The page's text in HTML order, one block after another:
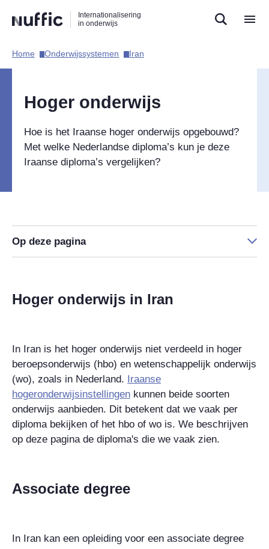
naar
zoekfunctie
naar
hoofdnavigatie
naar
inhoud
Internationalisering
in onderwijs
Hoofdnavigatie
Home​ Onderwijssystemen​ Iran​
Hoger onderwijs
Hoe is het Iraanse hoger onderwijs opgebouwd?
Met welke Nederlandse diploma’s kun je deze
Iraanse diploma’s vergelijken?
Op deze pagina
Hoger onderwijs in Iran
In Iran is het hoger onderwijs niet verdeeld in hoger
beroepsonderwijs (hbo) en wetenschappelijk onderwijs
(wo), zoals in Nederland. Iraanse
hogeronderwijsinstellingen kunnen beide soorten
onderwijs aanbieden. Dit betekent dat we vaak per
diploma bekijken of het hbo of wo is. We beschrijven
op deze pagina de diploma's die we vaak zien.
Associate degree
In Iran kan een opleiding voor een associate degree